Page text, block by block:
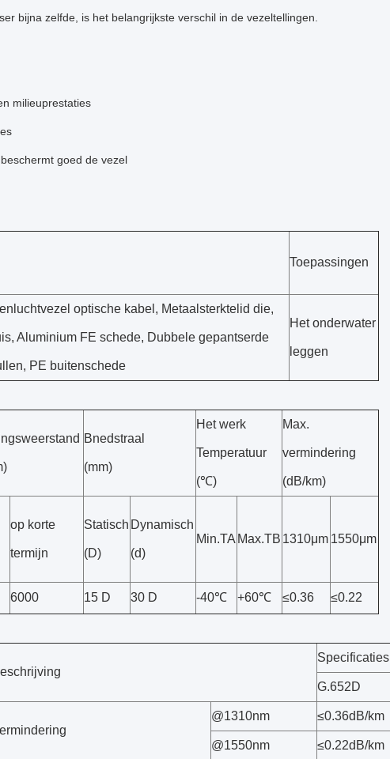
bijna zelfde, is het belangrijkste verschil in de vezeltellingen.
milieuprestaties
goed de vezel
Toepassingen
optische kabel, Metaalsterktelid die,
Aluminium FE schede, Dubbele gepantserde
PE buitenschede
Het onderwater
leggen
Bnedstraal
(mm)
Het werk
Temperatuur
(℃)
Max.
vermindering
(dB/km)
op korte
termijn
Statisch
(D)
Dynamisch
(d)
Min.TA Max.TB 1310μm 1550μm
6000 15 D 30 D -40℃ +60℃ ≤0.36 ≤0.22
Specificaties
G.652D
@1310nm ≤0.36dB/km
@1550nm ≤0.22dB/km